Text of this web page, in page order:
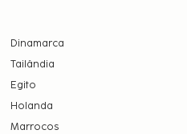
documento de
nacionais, as
neste alojamento
EUR. Para mais
o alojamento através
Dinamarca
Tailândia
Egito
Holanda
Marrocos